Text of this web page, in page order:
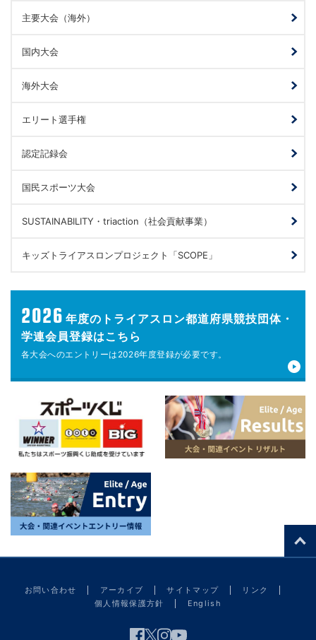
主要大会（海外）
国内大会
海外大会
エリート選手権
認定記録会
国民スポーツ大会
SUSTAINABILITY・triaction（社会貢献事業）
キッズトライアスロンプロジェクト「SCOPE」
2026 年度の トライアスロン都道府県競技団体・
学連会員登録はこちら
各大会へのエントリーは 2026年度登録が必要です。
お問い合わせ アーカイブ サイトマップ
リンク
個人情報保護方針
English